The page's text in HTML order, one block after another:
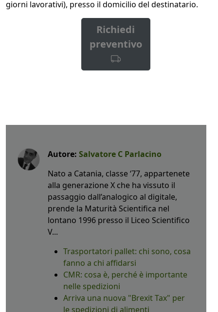
giorni lavorativi), presso il domicilio del destinatario.
Richiedi
preventivo
Autore: Salvatore C Parlacino
Nato a Catania, classe ‘77, appartenete
alla generazione X che ha vissuto il
passaggio dall’analogico al digitale,
prende la Maturità Scientifica nel
lontano 1996 presso il Liceo Scientifico
V...
Trasportatori pallet: chi sono, cosa
fanno a chi affidarsi
CMR: cosa è, perché è importante
nelle spedizioni
Arriva una nuova "Brexit Tax" per
le spedizioni di alimenti